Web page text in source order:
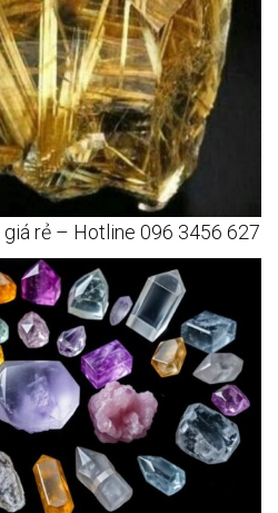
rẻ – Hotline 096 3456 627